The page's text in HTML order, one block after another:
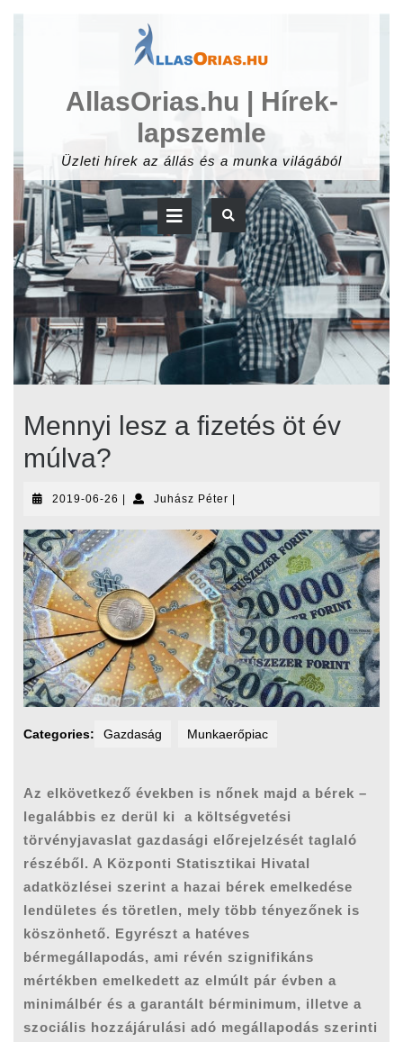
AllasOrias.hu | Hírek-
lapszemle
Üzleti hírek az állás és a munka világából
Open
Button
Mennyi lesz a fizetés öt év
múlva?
2019-06-26 2019-
26
| Juhász PéterJuhász
|
Categories: Gazdaság Munkaerőpiac
Az elkövetkező években is nőnek majd a bérek –
legalábbis ez derül ki a költségvetési
törvényjavaslat gazdasági előrejelzését taglaló
részéből. A Központi Statisztikai Hivatal
adatközlései szerint a hazai bérek emelkedése
lendületes és töretlen, mely több tényezőnek is
köszönhető. Egyrészt a hatéves
bérmegállapodás, ami révén szignifikáns
mértékben emelkedett az elmúlt pár évben a
minimálbér és a garantált bérminimum, illetve a
szociális hozzájárulási adó megállapodás szerinti